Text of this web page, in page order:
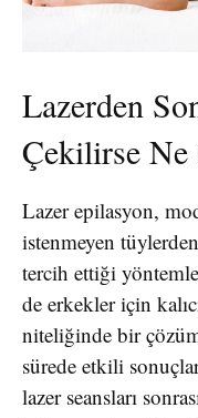
Lazerden
Çekilirse
Lazer epilasyon,
istenmeyen
tercih ettiği
de erkekler için
niteliğinde bir
sürede etkili
lazer seansları